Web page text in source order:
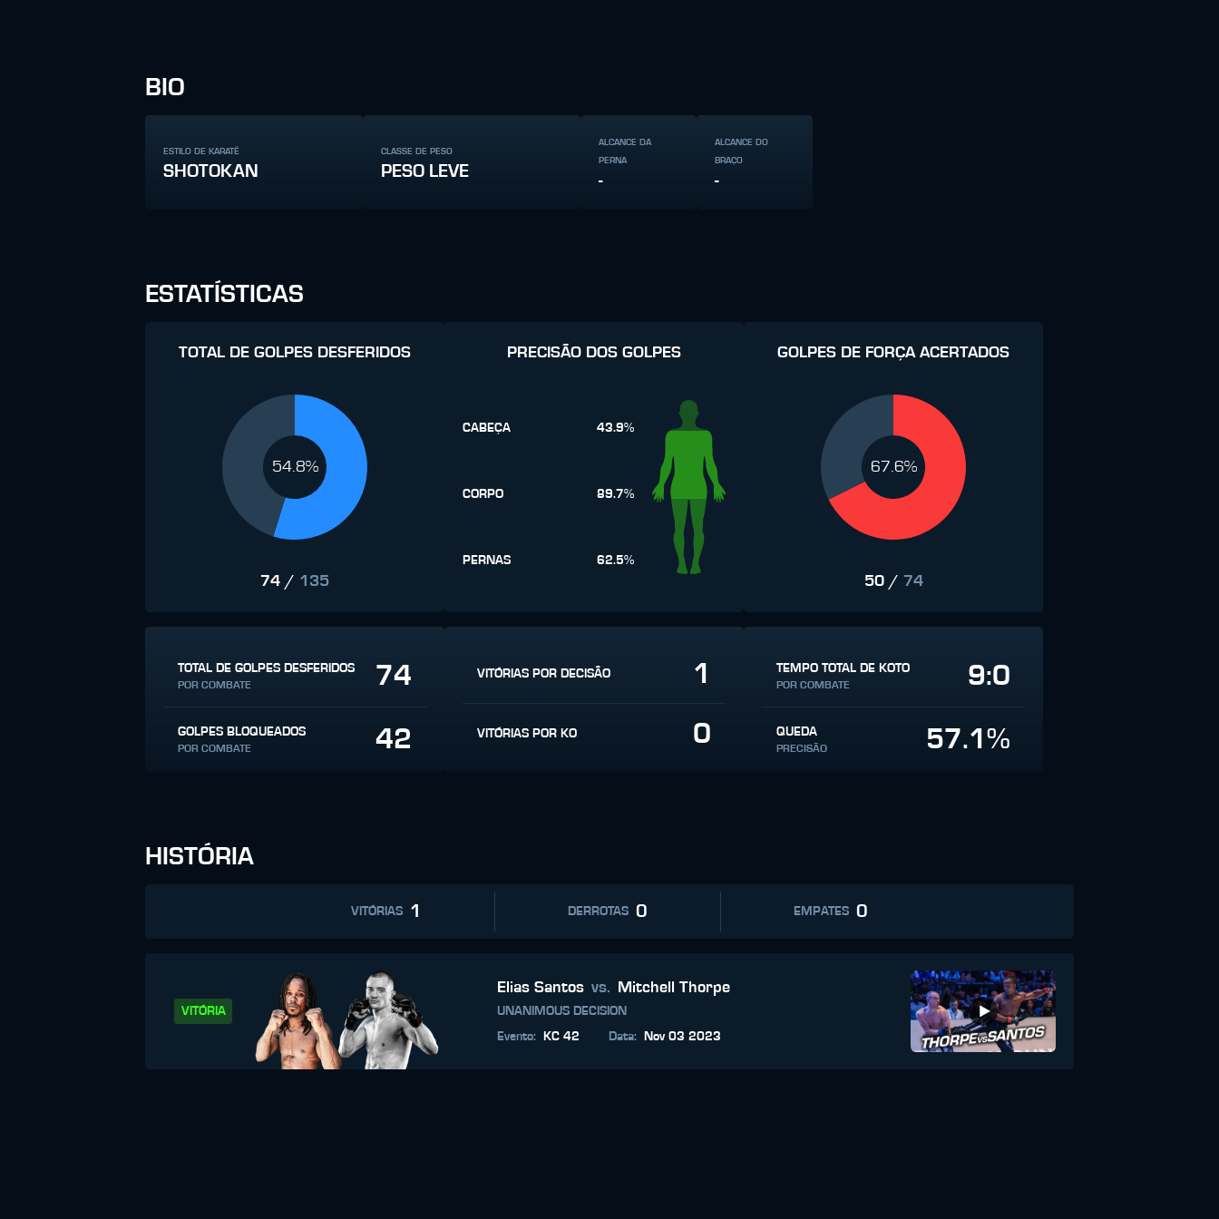
BIO
ESTILO DE KARATÊ
SHOTOKAN
CLASSE DE PESO
PESO LEVE
ALCANCE DA
PERNA
-
ALCANCE DO
BRAÇO
-
ESTATÍSTICAS
TOTAL DE GOLPES DESFERIDOS
54.8%
74 / 135
PRECISÃO DOS GOLPES
CABEÇA 43.9%
CORPO 89.7%
PERNAS 62.5%
GOLPES DE FORÇA ACERTADOS
67.6%
50/ 74
TOTAL DE GOLPES DESFERIDOS
POR COMBATE 74
GOLPES BLOQUEADOS
POR COMBATE 42
VITÓRIAS POR DECISÃO 1
VITÓRIAS POR KO 0
TEMPO TOTAL DE KOTO
POR COMBATE 9:0
QUEDA
PRECISÃO 57.1%
HISTÓRIA
VITÓRIAS 1 DERROTAS 0 EMPATES 0
VITÓRIA
Elias Santos vs. Mitchell Thorpe
UNANIMOUS DECISION
Evento: KC 42 Data: Nov 03 2023